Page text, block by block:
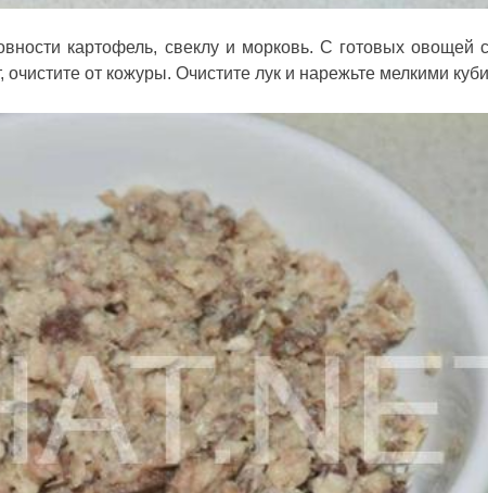
картофель, свеклу и морковь. С готовых овощей
очистите от кожуры. Очистите лук и нарежьте мелкими